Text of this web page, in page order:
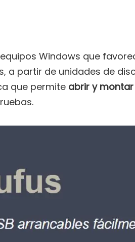
Windows que
a partir de unidades de
que permite abrir y montar